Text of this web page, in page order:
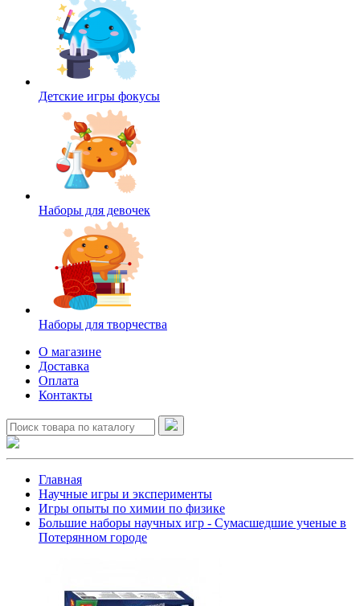
Детские игры фокусы
Наборы для девочек
Наборы для творчества
О магазине
Доставка
Оплата
Контакты
Главная
Научные игры и эксперименты
Игры опыты по химии по физике
Большие наборы научных игр - Сумасшедшие ученые в
Потерянном городе